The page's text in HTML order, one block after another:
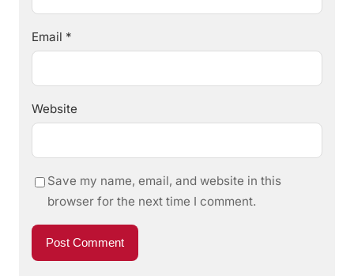
Email *
Website
Save my name, email, and website in this
browser for the next time I comment.